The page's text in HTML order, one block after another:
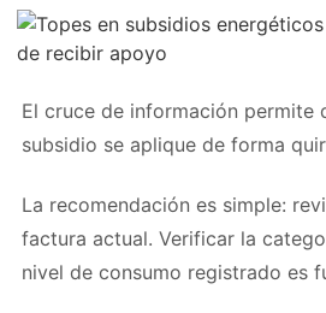
El cruce de información permite
subsidio se aplique de forma
La recomendación es simple:
factura actual. Verificar la
nivel de consumo registrado es